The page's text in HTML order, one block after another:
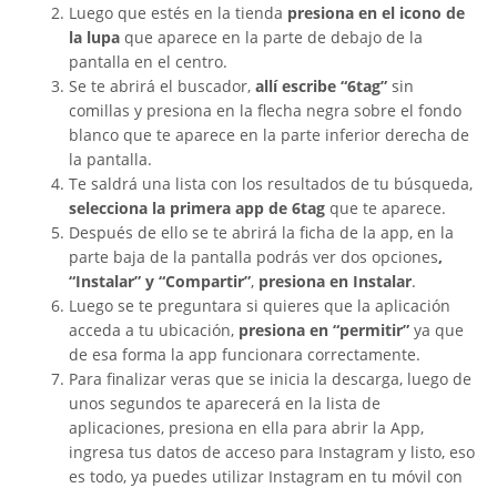
Luego que estés en la tienda presiona en el icono de
la lupa que aparece en la parte de debajo de la
pantalla en el centro.
Se te abrirá el buscador, allí escribe “6tag” sin
comillas y presiona en la flecha negra sobre el fondo
blanco que te aparece en la parte inferior derecha de
la pantalla.
Te saldrá una lista con los resultados de tu búsqueda,
selecciona la primera app de 6tag que te aparece.
Después de ello se te abrirá la ficha de la app, en la
parte baja de la pantalla podrás ver dos opciones,
“Instalar” y “Compartir”, presiona en Instalar.
Luego se te preguntara si quieres que la aplicación
acceda a tu ubicación, presiona en “permitir” ya que
de esa forma la app funcionara correctamente.
Para finalizar veras que se inicia la descarga, luego de
unos segundos te aparecerá en la lista de
aplicaciones, presiona en ella para abrir la App,
ingresa tus datos de acceso para Instagram y listo, eso
es todo, ya puedes utilizar Instagram en tu móvil con